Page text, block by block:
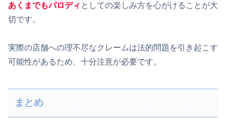
あくまでもパロディ としての楽しみ方を心がけることが大
切です。
実際の店舗への理不尽なクレームは法的問題を引き起こす
可能性があるため、十分注意が必要です。
まとめ